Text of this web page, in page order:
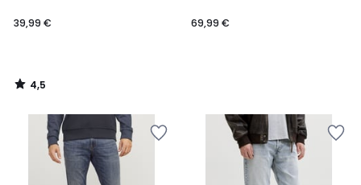
39,99 €
4,5
/
69,99 €